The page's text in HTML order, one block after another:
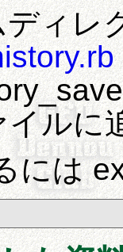
ィレ
ルに
には